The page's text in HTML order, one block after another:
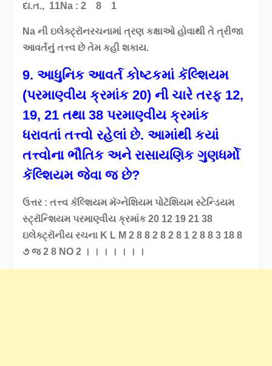
દા.ત., 11Na : 2 8 1
Na ની ઇલેક્ટ્રૉનરચનામાં ત્રણ કક્ષાઓ હોવાથી તે ત્રીજા
આવર્તનું તત્ત્વ છે તેમ કહી શકાય.
9. આધુનિક આવર્ત કોષ્ટકમાં કૅલ્શિયમ
(પરમાણ્વીય ક્રમાંક 20) ની ચારે તરફ 12,
19, 21 તથા 38 પરમાણ્વીય ક્રમાંક
ધરાવતાં તત્ત્વો રહેલાં છે. આમાંથી કયાં
તત્ત્વોના ભૌતિક અને રાસાયણિક ગુણધર્મો
કૅલ્શિયમ જેવા જ છે?
ઉત્તર : તત્ત્વ કૅલ્શિયમ મૅગ્નેશિયમ પોટૅશિયમ સ્ટેન્ડિયમ
સ્ટ્રૉન્શિયમ પરમાણ્વીય ક્રમાંક 20 12 19 21 38
ઇલેક્ટ્રૉનીય રચના K L M 2 8 8 2 8 2 8 1 2 8 8 3 18 8
૭ જ 2 8 NO 2 । । । । । । ।